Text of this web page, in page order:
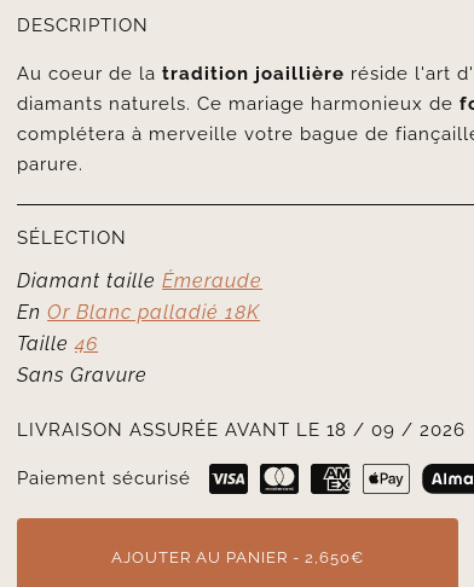
DESCRIPTION
Au coeur de latradition joaillière réside l'art
diamants naturels. Ce mariage harmonieux de
complétera à merveille votre bague de
parure.
SÉLECTION
Diamant tailleÉmeraude
EnOr Blanc palladié 18K
Taille46
Sans Gravure
LIVRAISON ASSURÉE AVANT LE 18 / 09 / 2026
Paiement sécurisé
AJOUTER AU PANIER - 2,650€